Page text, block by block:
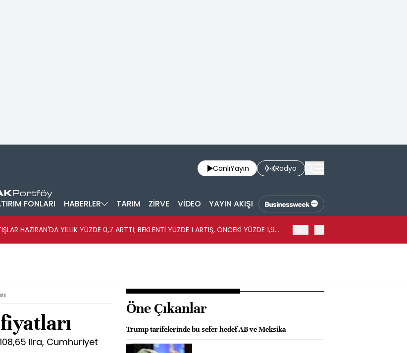
CanlıYayın Radyo
FONLARI HABERLER TARIM ZİRVE VİDEO YAYIN AKIŞI
HAZİRAN'DA YILLIK YÜZDE 0,7 ARTTI; BEKLENTİ YÜZDE 1 ARTIŞ, ÖNCEKİ YÜZDE 1,9
lira, Cumhuriyet
Öne Çıkanlar
Trump tarifelerinde bu sefer hedef AB ve Meksika